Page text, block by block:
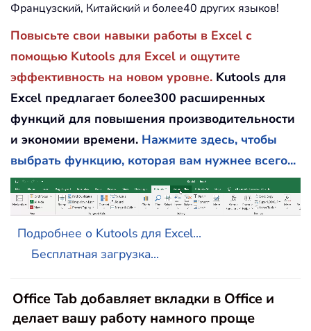
Французский, Китайский и более40 других языков!
Повысьте свои навыки работы в Excel с
помощью Kutools для Excel и ощутите
эффективность на новом уровне. Kutools для
Excel предлагает более300 расширенных
функций для повышения производительности
и экономии времени. Нажмите здесь, чтобы
выбрать функцию, которая вам нужнее всего...
Подробнее о Kutools для Excel...
Бесплатная загрузка...
Office Tab добавляет вкладки в Office и
делает вашу работу намного проще